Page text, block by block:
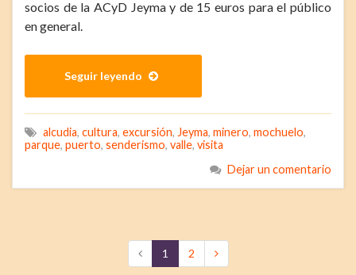
socios de la ACyD Jeyma y de 15 euros para el público
en general.
Seguir leyendo
alcudia, cultura, excursión, Jeyma, minero, mochuelo,
parque, puerto, senderismo, valle, visita
Dejar un comentario
1 2